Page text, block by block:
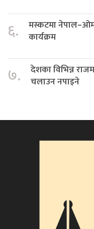
६.
मस्कटमा
कार्यक्रम
७.
देशका विभिन्न
चलाउन नपाइने